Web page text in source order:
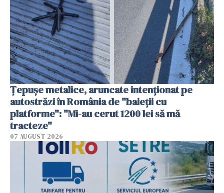
Țepușe metalice, aruncate intenționat pe
autostrăzi în România de "baieții cu
platforme": "Mi-au cerut 1200 lei să mă
tracteze"
07 AUGUST 2026